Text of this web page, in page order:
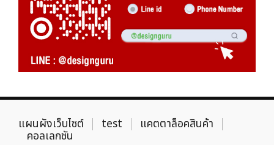
แผนผังเว็บไซต์ test แคตตาล็อคสินค้า
คอลเลกชัน